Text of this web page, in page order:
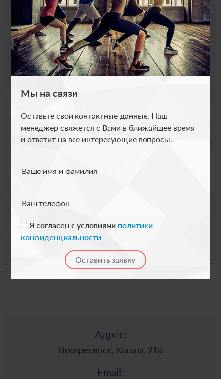
В клубную карту включены сразу все фитнес-
услуги: тренажерный зал, бассейн и
групповые тренировки. Оцените все зоны
клуба и выберите свою!
Ваше имя и фамилия
Ваш телефон
Я согласен с условиями
Адрес:
Воскресенск, Кагана, 21а
Email:
Мы на связи
Оставьте свои контактные данные. Наш
менеджер свяжется с Вами в ближайшее время
и ответит на все интересующие вопросы.
Ваше имя и фамилия
Ваш телефон
Я согласен с условиями политики
конфиденциальности